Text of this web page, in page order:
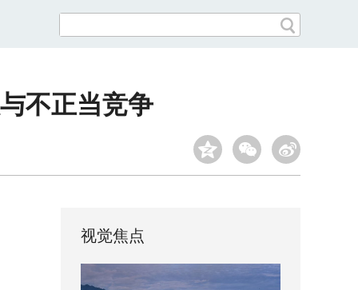
不正当竞争
视觉焦点